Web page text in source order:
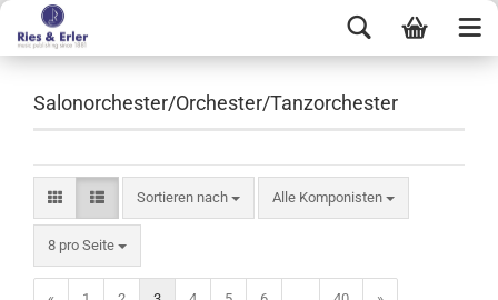
Salonorchester/Orchester/Tanzorchester
Sortieren nach Alle Komponisten
8 pro Seite